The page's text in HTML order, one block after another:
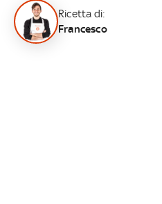
Ricetta di:
Francesco